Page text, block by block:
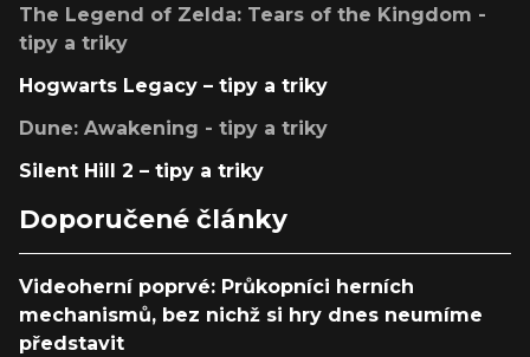
The Legend of Zelda: Tears of the Kingdom -
tipy a triky
Hogwarts Legacy – tipy a triky
Dune: Awakening - tipy a triky
Silent Hill 2 – tipy a triky
Doporučené články
Videoherní poprvé: Průkopníci herních
mechanismů, bez nichž si hry dnes neumíme
představit